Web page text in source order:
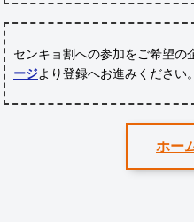
センキョ割への参加をご希望の
ージより登録へお進みください。
ホー